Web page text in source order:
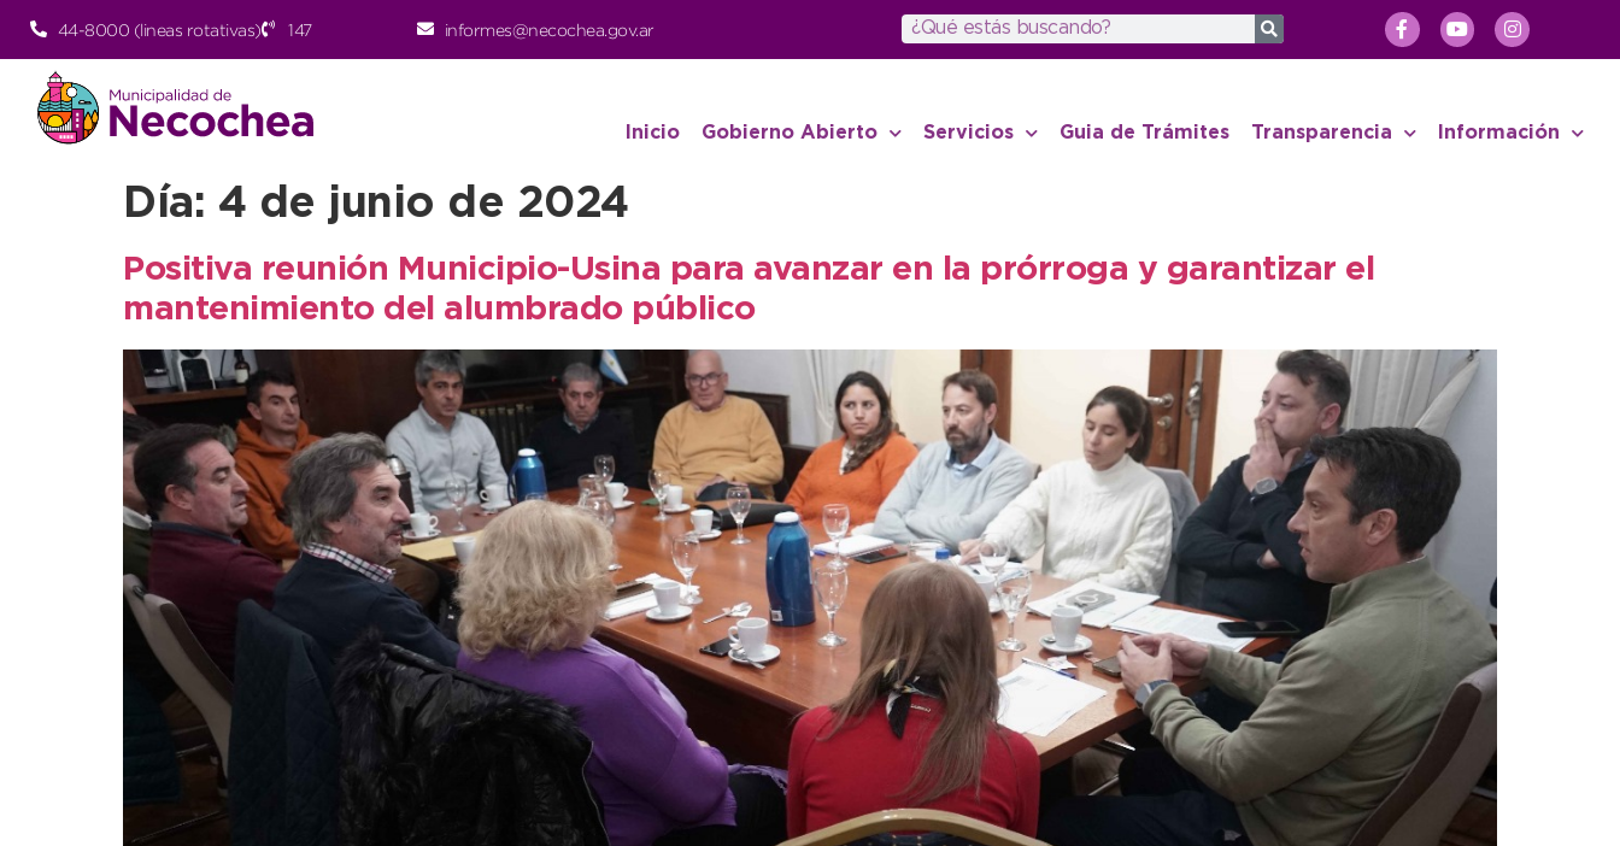
44-8000 (lineas rotativas) 147 informes@necochea.gov.ar
Inicio Gobierno Abierto Servicios Guia de Trámites Transparencia Información
Día: 4 de junio de 2024
Positiva reunión Municipio-Usina para avanzar en la prórroga y garantizar el
mantenimiento del alumbrado público